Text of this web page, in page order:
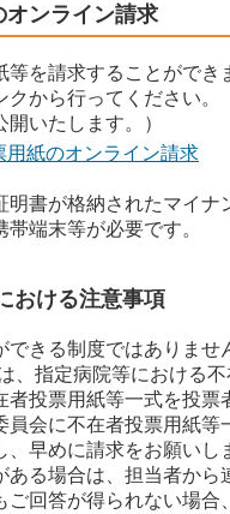
ンライン請求
を請求することができ
から行ってください。
開いたします。）
用紙のオンライン請求
書が格納されたマイナ
帯端末等が必要です。
ける注意事項
きる制度ではありませ
指定病院等における不
投票用紙等一式を投票
に不在者投票用紙等
早めに請求をお願いし
る場合は、担当者から
答が得られない場合